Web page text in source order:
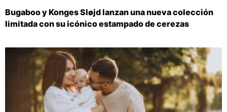
Bugaboo y Konges Sløjd lanzan una nueva colección
limitada con su icónico estampado de cerezas